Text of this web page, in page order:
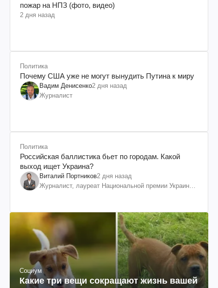
пожар на НПЗ (фото, видео)
2 дня назад
Политика
Почему США уже не могут вынудить Путина к миру
Вадим Денисенко2 дня назад
Журналист
Политика
Российская баллистика бьет по городам. Какой
выход ищет Украина?
Виталий Портников2 дня назад
Журналист, лауреат Национальной премии Украины
Социум
Какие три вещи сокращают жизнь вашей